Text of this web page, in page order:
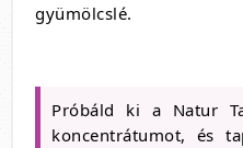
gyümölcslé.
Próbáld ki a Natur
koncentrátumot, és